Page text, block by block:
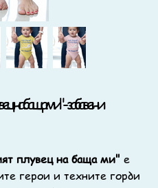
на баща ми" - забавен и
плувец на баща ми" е
герои и техните горди